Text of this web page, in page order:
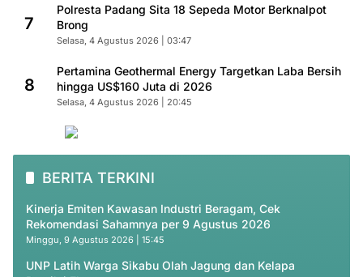
7
Polresta Padang Sita 18 Sepeda Motor Berknalpot
Brong
Selasa, 4 Agustus 2026 | 03:47
8
Pertamina Geothermal Energy Targetkan Laba Bersih
hingga US$160 Juta di 2026
Selasa, 4 Agustus 2026 | 20:45
BERITA TERKINI
Kinerja Emiten Kawasan Industri Beragam, Cek
Rekomendasi Sahamnya per 9 Agustus 2026
Minggu, 9 Agustus 2026 | 15:45
UNP Latih Warga Sikabu Olah Jagung dan Kelapa